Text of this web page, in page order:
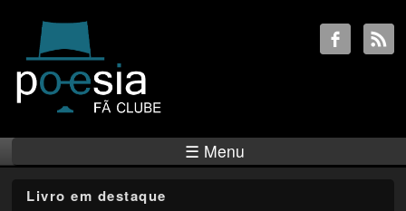
☰ Menu
Livro em destaque